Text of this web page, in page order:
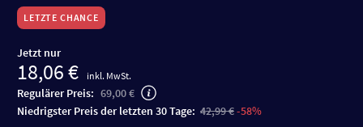
LETZTE CHANCE
Jetzt nur
18,06 € inkl. MwSt.
Regulärer Preis: 69,00 €
niedrigster Preis der letzten 30 Tage: 42,99 €-58%